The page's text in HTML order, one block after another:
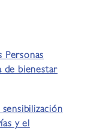
Personas
de bienestar
y el